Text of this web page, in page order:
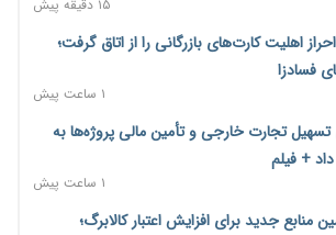
۱۵ دقیقه پیش
اهلیت کارت‌های بازرگانی را از اتاق گرفت؛
فسادزا
۱ ساعت پیش
تجارت خارجی و تأمین مالی پروژه‌ها به
+ فیلم
۱ ساعت پیش
منابع جدید برای افزایش اعتبار کالابرگ؛